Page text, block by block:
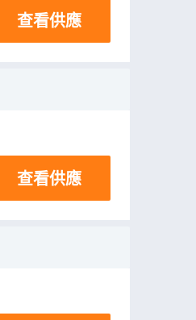
查看供應
查看供應